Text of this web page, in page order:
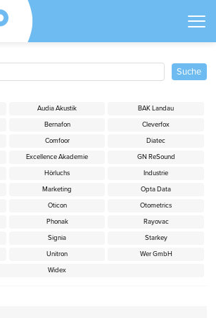
Audia Akustik
BAK Landau
Bernafon
Cleverfox
Comfoor
Diatec
Excellence Akademie
GN ReSound
Hörluchs
Industrie
Marketing
Opta Data
Oticon
Otometrics
Phonak
Rayovac
Signia
Starkey
Unitron
Wer GmbH
Widex